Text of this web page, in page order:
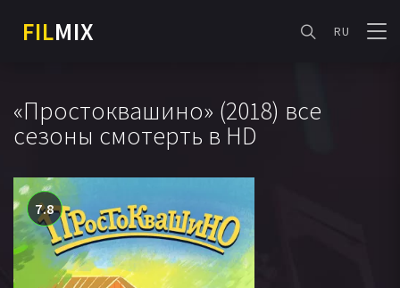
FILMIX RU
«Простоквашино» (2018) все
сезоны смотерть в HD
7.8